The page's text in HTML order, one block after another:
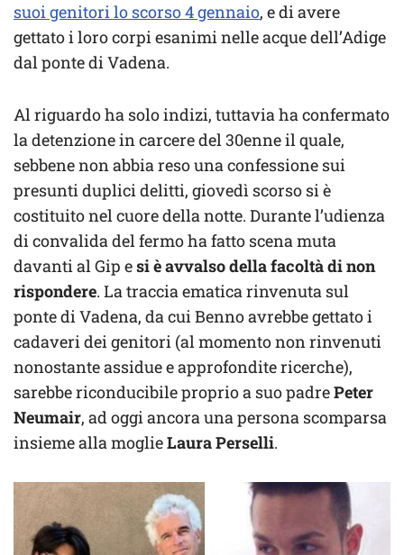
suoi genitori lo scorso 4 gennaio, e di avere
gettato i loro corpi esanimi nelle acque dell’Adige
dal ponte di Vadena.
Al riguardo ha solo indizi, tuttavia ha confermato
la detenzione in carcere del 30enne il quale,
sebbene non abbia reso una confessione sui
presunti duplici delitti, giovedì scorso si è
costituito nel cuore della notte. Durante l’udienza
di convalida del fermo ha fatto scena muta
davanti al Gip esi è avvalso della facoltà di non
rispondere. La traccia ematica rinvenuta sul
ponte di Vadena, da cui Benno avrebbe gettato i
cadaveri dei genitori (al momento non rinvenuti
nonostante assidue e approfondite ricerche),
sarebbe riconducibile proprio a suo padrePeter
Neumair, ad oggi ancora una persona scomparsa
insieme alla moglieLaura Perselli.